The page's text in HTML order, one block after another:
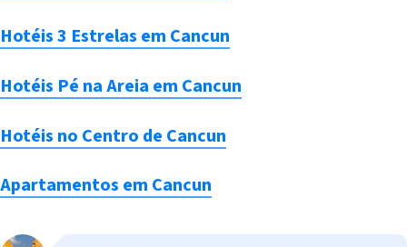
Hotéis 3 Estrelas em Cancun
Hotéis Pé na Areia em Cancun
Hotéis no Centro de Cancun
Apartamentos em Cancun